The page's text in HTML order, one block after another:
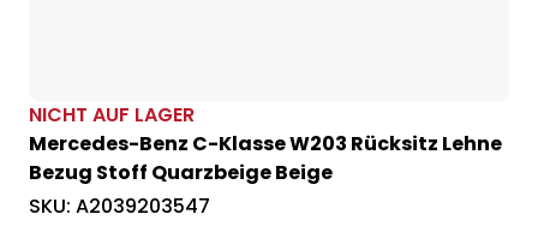
NICHT AUF LAGER
Mercedes-Benz C-Klasse W203 Rücksitz Lehne
Bezug Stoff Quarzbeige Beige
SKU: A2039203547